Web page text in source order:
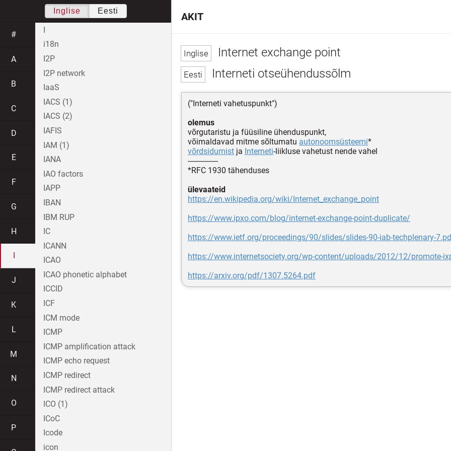
Internet exchange point
Interneti otseühendussõlm
("Interneti vahetuspunkt")
olemus
võrgutaristu ja füüsiline ühenduspunkt,
võimaldavad mitme sõltumatu autonoomsüsteemi*
võrdsidumist ja Interneti-liikluse vahetust nende vahel
---------------
*RFC 1930 tähenduses
ülevaateid
https://en.wikipedia.org/wiki/Internet_exchange_point
https://www.ipxo.com/blog/internet-exchange-point-duplicate/
https://www.ietf.org/proceedings/90/slides/slides-90-iab-techplenary-
https://www.internetsociety.org/wp-content/uploads/2012/12/promote-
https://arxiv.org/pdf/1307.5264.pdf
AKIT
Inglise Eesti
#
A
B
C
D
E
F
G
H
J
K
L
M
N
O
P
I
i18n
I2P
I2P network
IaaS
IACS (1)
IACS (2)
IAFIS
IAM (1)
IANA
IAO factors
IAPP
IBAN
IBM RUP
IC
ICANN
ICAO
ICAO phonetic alphabet
ICCID
ICF
ICM mode
ICMP
ICMP amplification attack
ICMP echo request
ICMP redirect
ICMP redirect attack
ICO (1)
ICoC
Icode
icon